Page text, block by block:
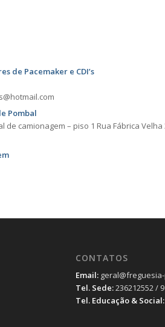
de Pacemaker e CDI’s
Pombal
de camionagem – piso 1 Rua Fábrica Velha
CONTATOS
Email:
Tel. Sede:236212552 /
Tel. Educação & Social: